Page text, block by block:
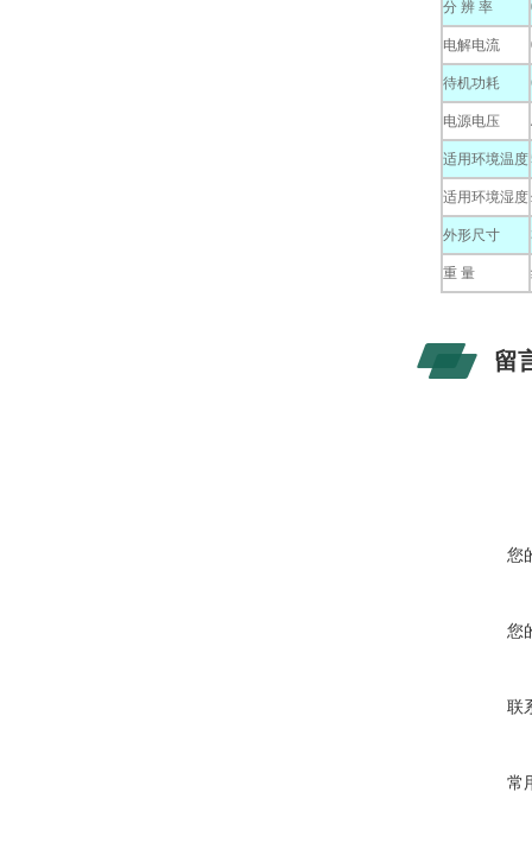
分 辨 率
电解电流
待机功耗
电源电压
适用环境温度
适用环境湿度
外形尺寸
重 量
留
您
您
联
常